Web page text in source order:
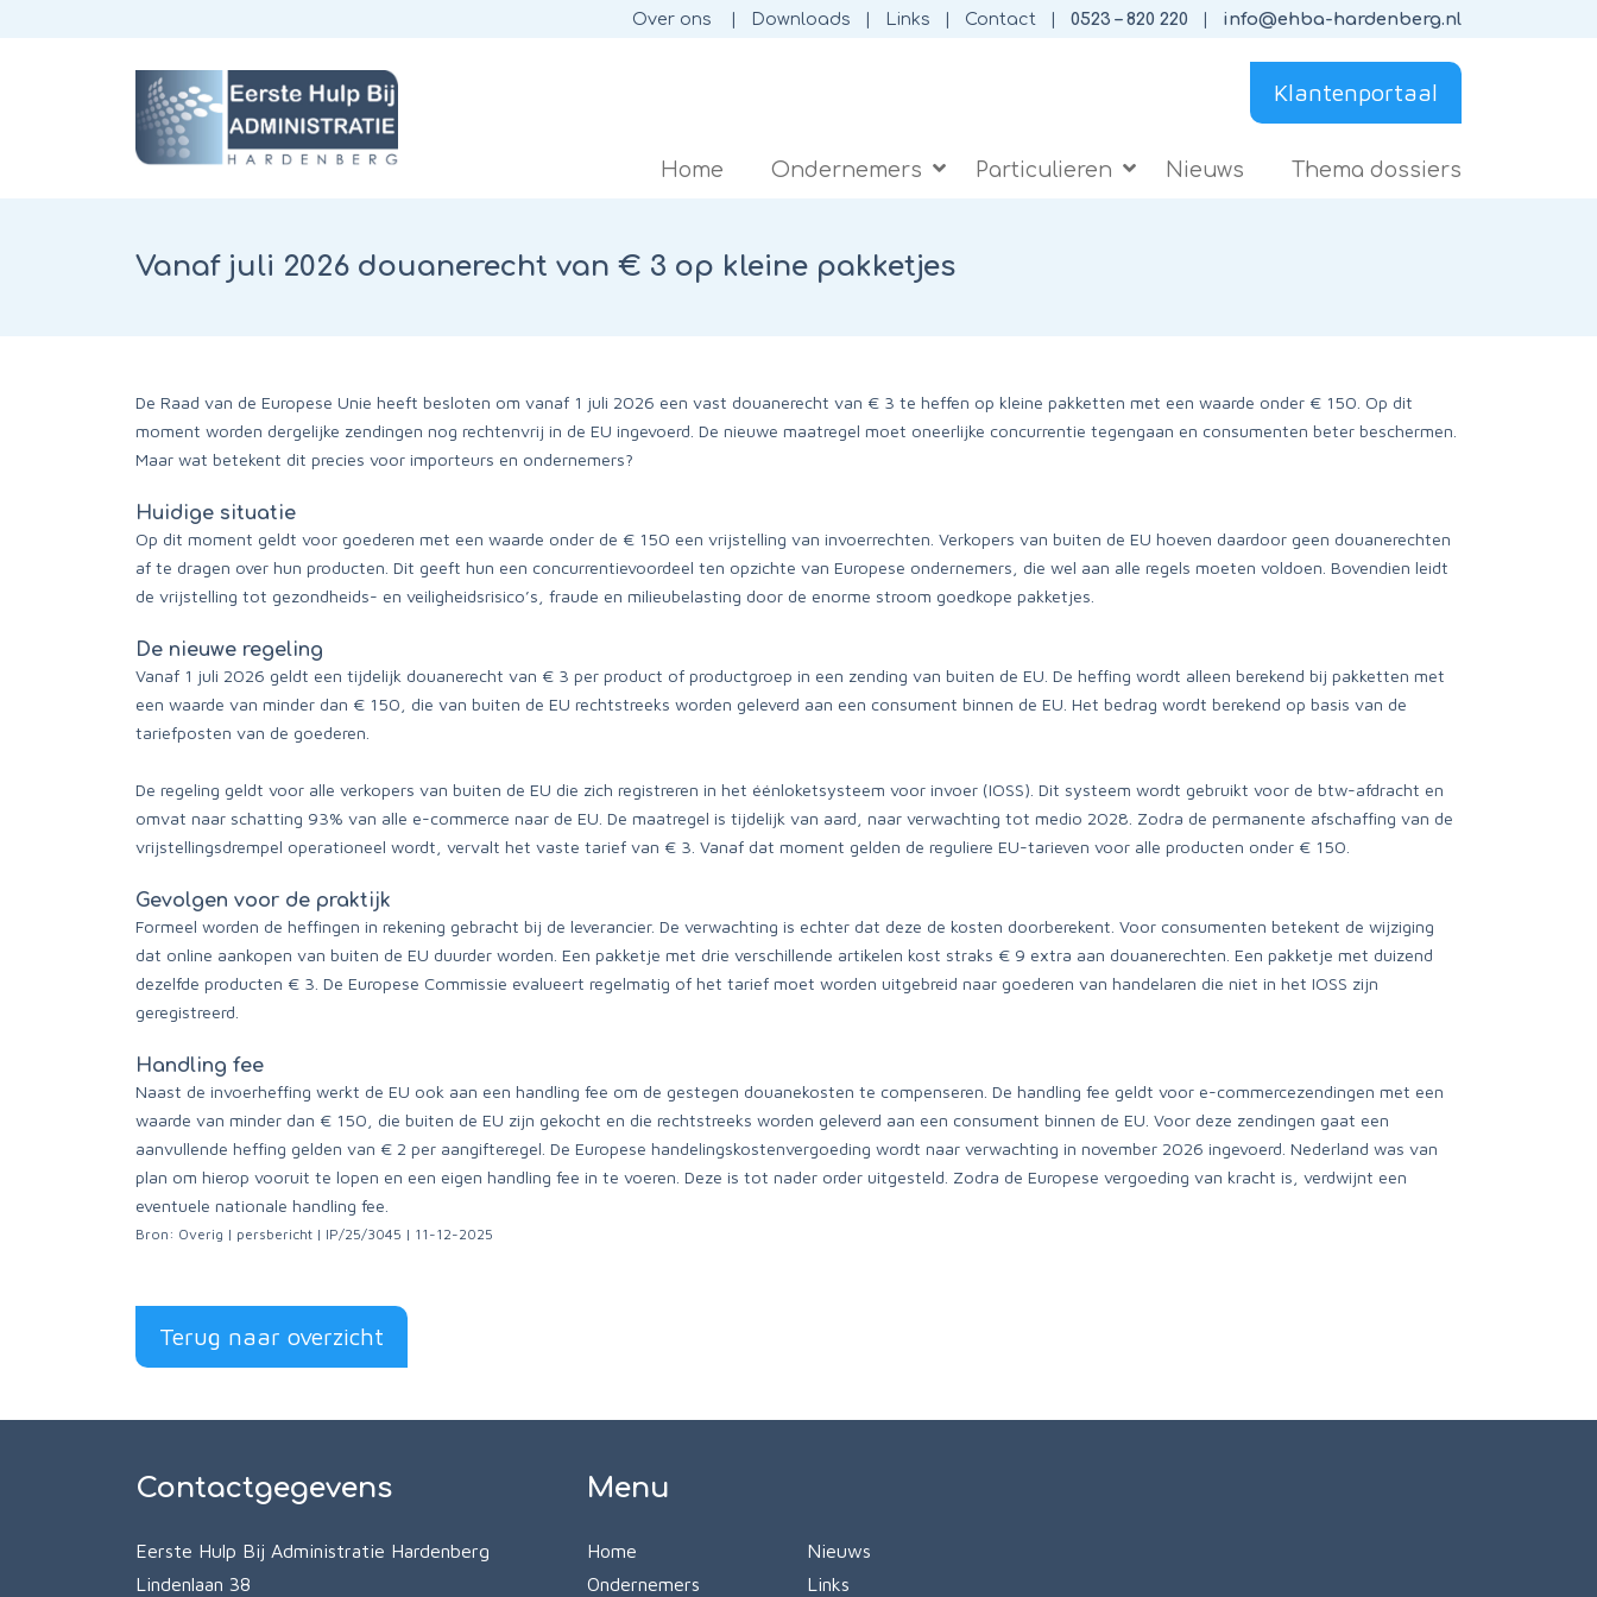
Over ons Downloads Links Contact 0523 – 820 220 info@ehba-hardenberg.nl
Klantenportaal
Home Ondernemers Particulieren Nieuws Thema dossiers
Vanaf juli 2026 douanerecht van € 3 op kleine pakketjes
De Raad van de Europese Unie heeft besloten om vanaf 1 juli 2026 een vast douanerecht van € 3 te heffen op kleine pakketten met een waarde onder € 150. Op dit
moment worden dergelijke zendingen nog rechtenvrij in de EU ingevoerd. De nieuwe maatregel moet oneerlijke concurrentie tegengaan en consumenten beter beschermen.
Maar wat betekent dit precies voor importeurs en ondernemers?
Huidige situatie
Op dit moment geldt voor goederen met een waarde onder de € 150 een vrijstelling van invoerrechten. Verkopers van buiten de EU hoeven daardoor geen douanerechten
af te dragen over hun producten. Dit geeft hun een concurrentievoordeel ten opzichte van Europese ondernemers, die wel aan alle regels moeten voldoen. Bovendien leidt
de vrijstelling tot gezondheids- en veiligheidsrisico’s, fraude en milieubelasting door de enorme stroom goedkope pakketjes.
De nieuwe regeling
Vanaf 1 juli 2026 geldt een tijdelijk douanerecht van € 3 per product of productgroep in een zending van buiten de EU. De heffing wordt alleen berekend bij pakketten met
een waarde van minder dan € 150, die van buiten de EU rechtstreeks worden geleverd aan een consument binnen de EU. Het bedrag wordt berekend op basis van de
tariefposten van de goederen.
De regeling geldt voor alle verkopers van buiten de EU die zich registreren in het éénloketsysteem voor invoer (IOSS). Dit systeem wordt gebruikt voor de btw-afdracht en
omvat naar schatting 93% van alle e-commerce naar de EU. De maatregel is tijdelijk van aard, naar verwachting tot medio 2028. Zodra de permanente afschaffing van de
vrijstellingsdrempel operationeel wordt, vervalt het vaste tarief van € 3. Vanaf dat moment gelden de reguliere EU-tarieven voor alle producten onder € 150.
Gevolgen voor de praktijk
Formeel worden de heffingen in rekening gebracht bij de leverancier. De verwachting is echter dat deze de kosten doorberekent. Voor consumenten betekent de wijziging
dat online aankopen van buiten de EU duurder worden. Een pakketje met drie verschillende artikelen kost straks € 9 extra aan douanerechten. Een pakketje met duizend
dezelfde producten € 3. De Europese Commissie evalueert regelmatig of het tarief moet worden uitgebreid naar goederen van handelaren die niet in het IOSS zijn
geregistreerd.
Handling fee
Naast de invoerheffing werkt de EU ook aan een handling fee om de gestegen douanekosten te compenseren. De handling fee geldt voor e-commercezendingen met een
waarde van minder dan € 150, die buiten de EU zijn gekocht en die rechtstreeks worden geleverd aan een consument binnen de EU. Voor deze zendingen gaat een
aanvullende heffing gelden van € 2 per aangifteregel. De Europese handelingskostenvergoeding wordt naar verwachting in november 2026 ingevoerd. Nederland was van
plan om hierop vooruit te lopen en een eigen handling fee in te voeren. Deze is tot nader order uitgesteld. Zodra de Europese vergoeding van kracht is, verdwijnt een
eventuele nationale handling fee.
Bron: Overig | persbericht | IP/25/3045 | 11-12-2025
Terug naar overzicht
Contactgegevens
Eerste Hulp Bij Administratie Hardenberg
Lindenlaan 38
Menu
Home
Ondernemers
Nieuws
Links